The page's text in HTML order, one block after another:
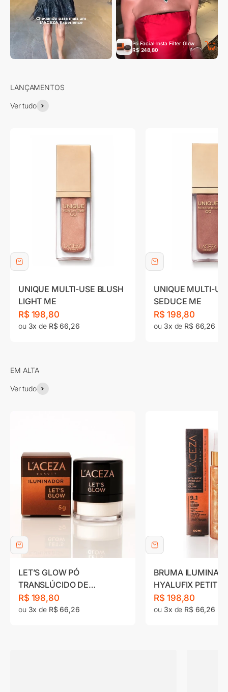
Pó Facial Insta Filter Glow
R$ 248,80
Ver tudo
UNIQUE MULTI-USE BLUSH
LIGHT ME
Preço promocional
R$ 198,80
ou 3x de R$ 66,26
UNIQUE MULTI-
SEDUCE ME
Preço
R$ 198,80
ou 3x de R$ 66,26
Ver tudo
LET’S GLOW PÓ
TRANSLÚCIDO DE
ACABAMENTO
Preço promocional
R$ 198,80
ou 3x de R$ 66,26
BRUMA
HYALUFIX PETIT
60ML
Preço
R$ 198,80
ou 3x de R$ 66,26